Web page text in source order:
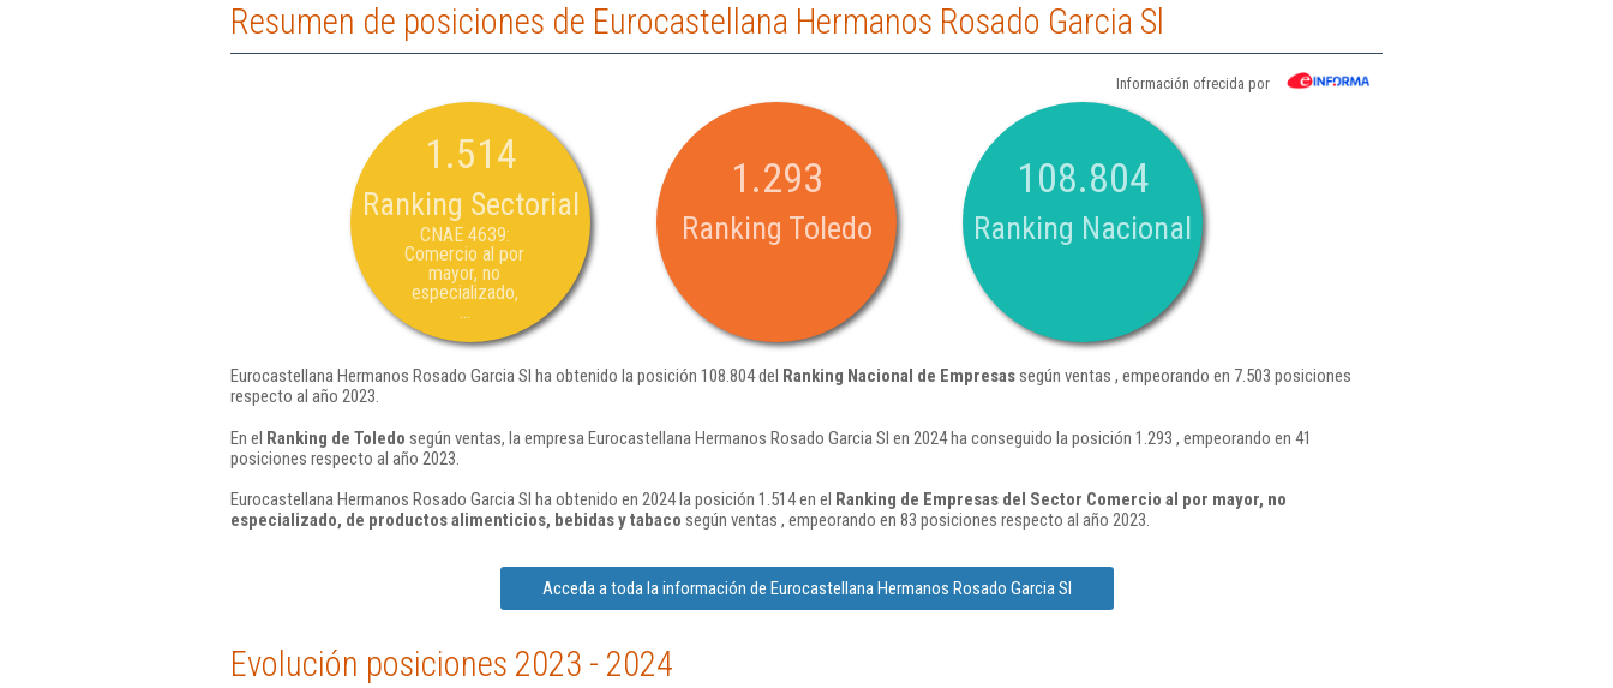
Resumen de posiciones de Eurocastellana Hermanos Rosado Garcia Sl
Información ofrecida por
1.514
Ranking Sectorial
CNAE 4639:
Comercio al por
mayor, no
especializado,
...
1.293
Ranking Toledo
108.804
Ranking Nacional
Eurocastellana Hermanos Rosado Garcia Sl ha obtenido la posición 108.804 del Ranking Nacional de Empresassegún ventas , empeorando en 7.503 posiciones
respecto al año 2023.
En el Ranking de Toledo según ventas, la empresa Eurocastellana Hermanos Rosado Garcia Sl en 2024 ha conseguido la posición 1.293 , empeorando en 41
posiciones respecto al año 2023.
Eurocastellana Hermanos Rosado Garcia Sl ha obtenido en 2024 la posición 1.514 en el Ranking de Empresas del Sector Comercio al por mayor, no
especializado, de productos alimenticios, bebidas y tabaco según ventas , empeorando en 83 posiciones respecto al año 2023.
Acceda a toda la información de Eurocastellana Hermanos Rosado Garcia Sl
Evolución posiciones 2023 - 2024